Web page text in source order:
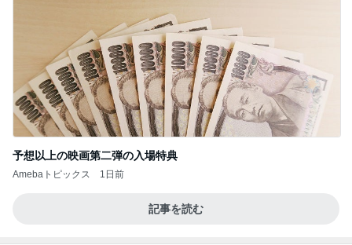
予想以上の映画第二弾の入場特典
Amebaトピックス 1日前
記事を読む